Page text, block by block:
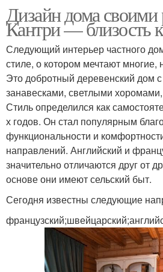
Дизайн дома своими
Кантри — близость
Следующий интерьер частного
стиле, о котором мечтают многие,
Это добротный деревенский дом
занавесками, светлыми
Стиль определился как
х годов. Он стал популярным
функциональности и
направлений. Английский и
значительно отличаются друг от
основе они имеют сельский быт.
Сегодня известны следующие